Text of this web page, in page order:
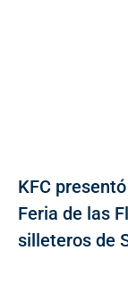
KFC
Feria de las
silleteros de